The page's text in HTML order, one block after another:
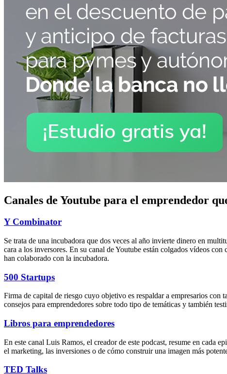
Canales de Youtube para el emprendedor
Y Combinator
Se trata de una incubadora que dos veces al año invierte dinero en
cara a los inversores. En su canal de Youtube están colgados vídeos
han colaborado con la incubadora.
500 Startups
Firma de capital de riesgo cuyo objetivo es respaldar a empresarios
consejos para emprendedores sobre todo tipo de temáticas y también
Libros para emprendedores
En este canal Luis Ramos, el creador de este podcast, resume en cada
el marketing, las inversiones o de cómo construir una imagen más
TED Talks